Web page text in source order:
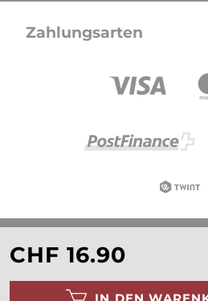
CHF 16.90
IN DEN
Zahlungsarten
Alle Preise in CHF inkl.
Versandkosten wenn nicht